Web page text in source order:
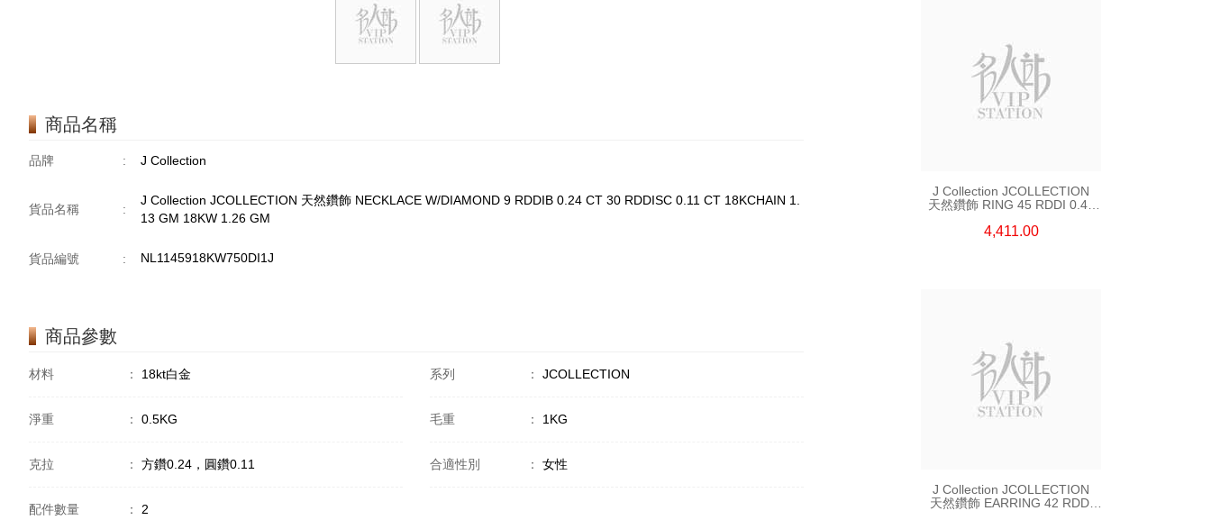
商品名稱
品牌 : J Collection
貨品名稱 :
J Collection JCOLLECTION 天然鑽飾 NECKLACE W/DIAMOND 9 RDDIB 0.24 CT 30 RDDISC 0.11 CT 18KCHAIN 1.
13 GM 18KW 1.26 GM
貨品編號 : NL1145918KW750DI1J
商品參數
材料 ： 18kt白金 系列 ： JCOLLECTION
淨重 ： 0.5KG 毛重 ： 1KG
克拉 ： 方鑽0.24，圓鑽0.11 合適性別 ： 女性
配件數量 ： 2
J Collection JCOLLECTION
天然鑽飾 RING 45 RDDI 0.48
4,411.00
J Collection JCOLLECTION
天然鑽飾 EARRING 42 RDDI